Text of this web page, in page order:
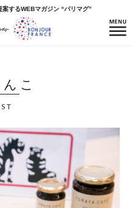
するWEBマガジン “パリマグ”
こ